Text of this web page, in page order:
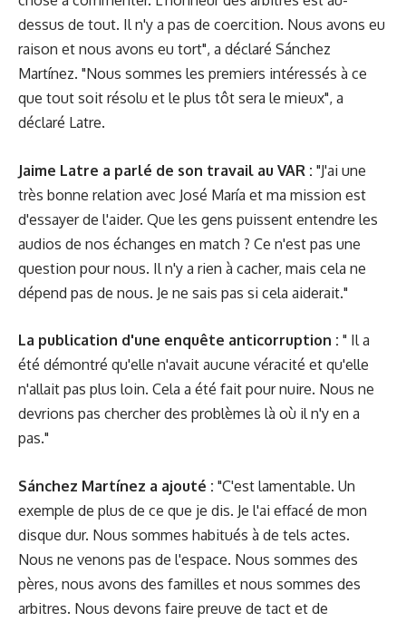
dessus de tout. Il n'y a pas de coercition. Nous avons eu
raison et nous avons eu tort", a déclaré Sánchez
Martínez. "Nous sommes les premiers intéressés à ce
que tout soit résolu et le plus tôt sera le mieux", a
déclaré Latre.
Jaime Latre a parlé de son travail au VAR : "J'ai une
très bonne relation avec José María et ma mission est
d'essayer de l'aider. Que les gens puissent entendre les
audios de nos échanges en match ? Ce n'est pas une
question pour nous. Il n'y a rien à cacher, mais cela ne
dépend pas de nous. Je ne sais pas si cela aiderait."
La publication d'une enquête anticorruption : " Il a
été démontré qu'elle n'avait aucune véracité et qu'elle
n'allait pas plus loin. Cela a été fait pour nuire. Nous ne
devrions pas chercher des problèmes là où il n'y en a
pas."
Sánchez Martínez a ajouté : "C'est lamentable. Un
exemple de plus de ce que je dis. Je l'ai effacé de mon
disque dur. Nous sommes habitués à de tels actes.
Nous ne venons pas de l'espace. Nous sommes des
pères, nous avons des familles et nous sommes des
arbitres. Nous devons faire preuve de tact et de